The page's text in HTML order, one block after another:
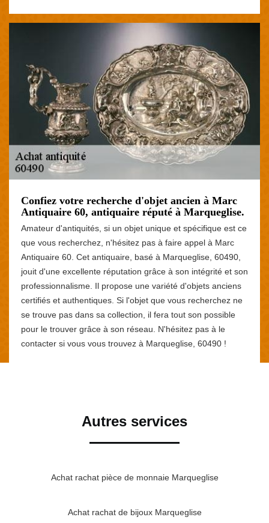
Confiez votre recherche d'objet ancien à Marc
Antiquaire 60, antiquaire réputé à Marqueglise.
Amateur d'antiquités, si un objet unique et spécifique est ce
que vous recherchez, n'hésitez pas à faire appel à Marc
Antiquaire 60. Cet antiquaire, basé à Marqueglise, 60490,
jouit d'une excellente réputation grâce à son intégrité et son
professionnalisme. Il propose une variété d'objets anciens
certifiés et authentiques. Si l'objet que vous recherchez ne
se trouve pas dans sa collection, il fera tout son possible
pour le trouver grâce à son réseau. N'hésitez pas à le
contacter si vous vous trouvez à Marqueglise, 60490 !
Autres services
Achat rachat pièce de monnaie Marqueglise
Achat rachat de bijoux Marqueglise